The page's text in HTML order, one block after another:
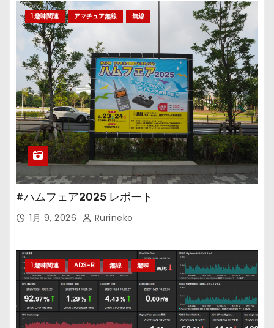
1.趣味関連 アマチュア無線 無線
#ハムフェア2025 レポート
1月 9, 2026 Rurineko
1.趣味関連 ADS-B 無線 趣味